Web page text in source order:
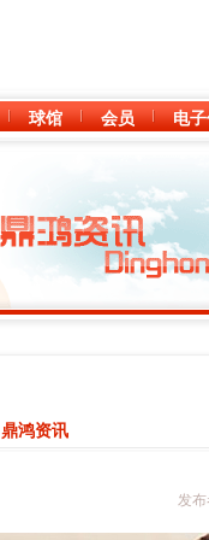
球馆 会员 电
鼎鸿资讯
发